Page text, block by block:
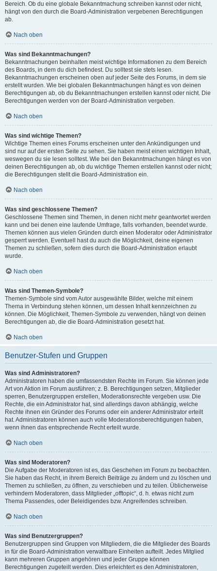
Bereich. Ob du eine globale Bekanntmachung schreiben kannst oder nicht,
hängt von den durch die Board-Administration vergebenen Berechtigungen
ab.
Nach oben
Was sind Bekanntmachungen?
Bekanntmachungen beinhalten meist wichtige Informationen zu dem Bereich
des Boards, in dem du dich befindest. Du solltest sie stets lesen.
Bekanntmachungen erscheinen oben auf jeder Seite des Forums, in dem sie
erstellt wurden. Wie bei globalen Bekanntmachungen hängt es von deinen
Berechtigungen ab, ob du Bekanntmachungen erstellen kannst oder nicht. Die
Berechtigungen werden von der Board-Administration vergeben.
Nach oben
Was sind wichtige Themen?
Wichtige Themen eines Forums erscheinen unter den Ankündigungen und
sind nur auf der ersten Seite zu sehen. Sie haben meist einen wichtigen Inhalt,
weswegen du sie lesen solltest. Wie bei den Bekanntmachungen hängt es von
deinen Berechtigungen ab, ob du wichtige Themen erstellen kannst oder nicht;
die Berechtigungen stellt die Board-Administration ein.
Nach oben
Was sind geschlossene Themen?
Geschlossene Themen sind Themen, in denen nicht mehr geantwortet werden
kann und bei denen eine laufende Umfrage, falls vorhanden, beendet wurde.
Themen können aus vielen Gründen durch einen Moderator oder Administrator
gesperrt werden. Eventuell hast du auch die Möglichkeit, deine eigenen
Themen zu schließen, sofern dies durch die Board-Administration erlaubt
wurde.
Nach oben
Was sind Themen-Symbole?
Themen-Symbole sind vom Autor ausgewählte Bilder, welche mit einem
Thema in Verbindung stehen können, um dessen Inhalt kennzeichnen zu
können. Die Möglichkeit, Themen-Symbole zu verwenden, hängt von deinen
Berechtigungen ab, die die Board-Administration gesetzt hat.
Nach oben
Benutzer-Stufen und Gruppen
Was sind Administratoren?
Administratoren haben die umfassendsten Rechte im Forum. Sie können jede
Art von Aktion im Forum ausführen; z. B. Berechtigungen setzen, Mitglieder
sperren, Benutzergruppen erstellen, Moderationsrechte vergeben usw. Die
Rechte, die ein Administrator hat, sind allerdings davon abhängig, welche
Rechte ihnen ein Gründer des Forums oder ein anderer Administrator erteilt
hat. Administratoren können auch volle Moderationsberechtigungen haben,
wenn ihnen das entsprechende Recht erteilt wurde.
Nach oben
Was sind Moderatoren?
Die Aufgabe der Moderatoren ist es, das Geschehen im Forum zu beobachten.
Sie haben das Recht, in ihrem Bereich Beiträge zu ändern und zu löschen und
Themen zu schließen, zu öffnen, zu verschieben und zu teilen. Üblicherweise
verhindern Moderatoren, dass Mitglieder „offtopic“, d. h. etwas nicht zum
Thema Passendes, oder Beleidigendes bzw. Angreifendes schreiben.
Nach oben
Was sind Benutzergruppen?
Benutzergruppen sind Gruppen von Mitgliedern, die die Mitglieder des Boards
in für die Board-Administration verwaltbare Einheiten aufteilt. Jedes Mitglied
kann mehreren Gruppen angehören und jeder Gruppe können
Berechtigungen zugeteilt werden. Dies erleichtert es den Administratoren,